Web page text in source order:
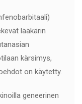
lääkärin
kärsimys,
on käytetty.
geneerinen